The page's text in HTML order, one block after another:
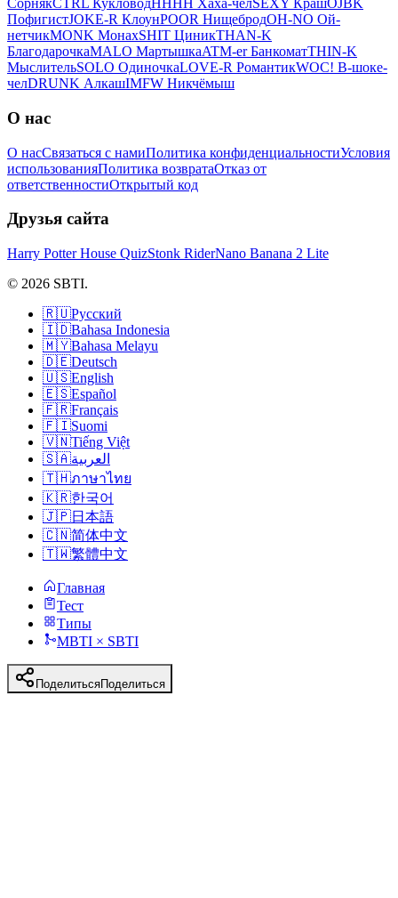
СорнякCTRL КукловодHHHH Хаха-челSEXY КрашOJBK
ПофигистJOKE-R КлоунPOOR НищебродOH-NO Ой-
нетчикMONK МонахSHIT ЦиникTHAN-K
БлагодарочкаMALO МартышкаATM-er БанкоматTHIN-K
МыслительSOLO ОдиночкаLOVE-R РомантикWOC! В-шоке-
челDRUNK АлкашIMFW Никчёмыш
О нас
О насСвязаться с намиПолитика конфиденциальностиУсловия
использованияПолитика возвратаОтказ от
ответственностиОткрытый код
Друзья сайта
Harry Potter House QuizStonk RiderNano Banana 2 Lite
© 2026 SBTI.
🇷🇺Русский
🇮🇩Bahasa Indonesia
🇲🇾Bahasa Melayu
🇩🇪Deutsch
🇺🇸English
🇪🇸Español
🇫🇷Français
🇫🇮Suomi
🇻🇳Tiếng Việt
🇸🇦العربية
🇹🇭ภาษาไทย
🇰🇷한국어
🇯🇵日本語
🇨🇳简体中文
🇹🇼繁體中文
Главная
Тест
Типы
MBTI × SBTI
ПоделитьсяПоделиться